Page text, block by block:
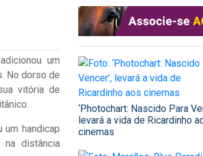
adicionou um
No dorso de
vitória de
um handicap
distância
‘Photochart: Nascido Para
levará a vida de Ricardinho
cinemas